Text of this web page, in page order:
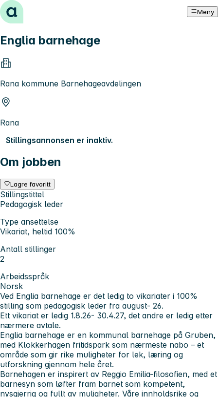
Hopp til innhold Meny
Englia barnehage
Rana kommune Barnehageavdelingen
Rana
Stillingsannonsen er inaktiv.
Om jobben
Lagre favoritt
Stillingstittel
Pedagogisk leder
Type ansettelse
Vikariat, heltid 100%
Antall stillinger
2
Arbeidsspråk
Norsk
Ved Englia barnehage er det ledig to vikariater i 100%
stilling som pedagogisk leder fra august- 26.
Ett vikariat er ledig 1.8.26- 30.4.27, det andre er ledig etter
nærmere avtale.
Englia barnehage er en kommunal barnehage på Gruben,
med Klokkerhagen fritidspark som nærmeste nabo – et
område som gir rike muligheter for lek, læring og
utforskning gjennom hele året.
Barnehagen er inspirert av Reggio Emilia-filosofien, med et
barnesyn som løfter fram barnet som kompetent,
nysgjerrig og fullt av muligheter. Våre innholdsrike og